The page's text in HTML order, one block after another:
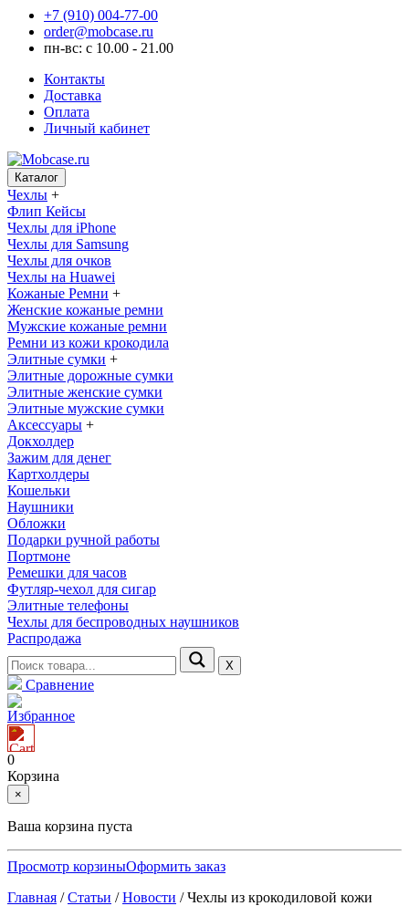
+7 (910) 004-77-00
order@mobcase.ru
пн-вс: с 10.00 - 21.00
Контакты
Доставка
Оплата
Личный кабинет
Каталог
Чехлы +
Флип Кейсы
Чехлы для iPhone
Чехлы для Samsung
Чехлы для очков
Чехлы на Huawei
Кожаные Ремни +
Женские кожаные ремни
Мужские кожаные ремни
Ремни из кожи крокодила
Элитные сумки +
Элитные дорожные сумки
Элитные женские сумки
Элитные мужские сумки
Аксессуары +
Докхолдер
Зажим для денег
Картхолдеры
Кошельки
Наушники
Обложки
Подарки ручной работы
Портмоне
Ремешки для часов
Футляр-чехол для сигар
Элитные телефоны
Чехлы для беспроводных наушников
Распродажа
Х
Сравнение
Избранное
0
Корзина
×
Ваша корзина пуста
Просмотр корзиныОформить заказ
Главная /Статьи /Новости /Чехлы из крокодиловой кожи